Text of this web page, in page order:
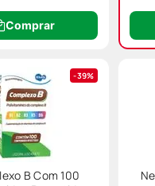
que devem ser
Comprar
39%
B Com 100